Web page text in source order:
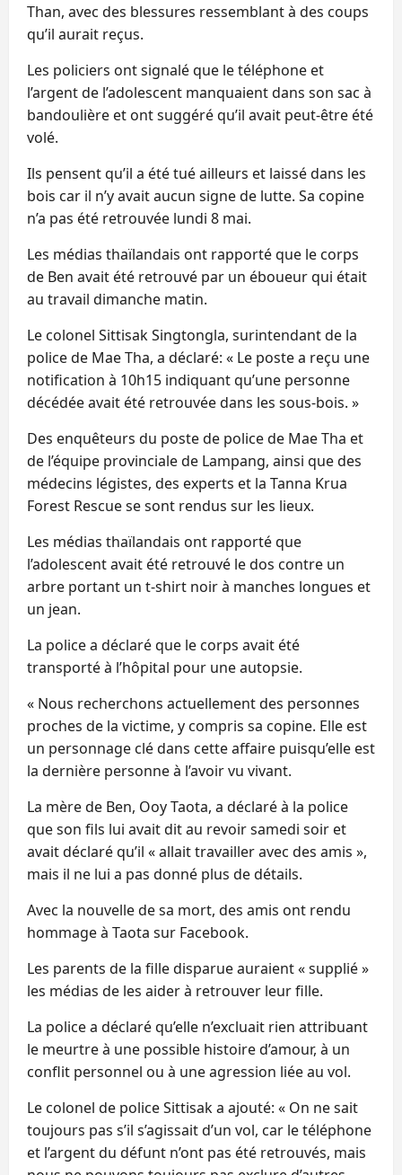
Than, avec des blessures ressemblant à des coups
qu’il aurait reçus.
Les policiers ont signalé que le téléphone et
l’argent de l’adolescent manquaient dans son sac à
bandoulière et ont suggéré qu’il avait peut-être été
volé.
Ils pensent qu’il a été tué ailleurs et laissé dans les
bois car il n’y avait aucun signe de lutte. Sa copine
n’a pas été retrouvée lundi 8 mai.
Les médias thaïlandais ont rapporté que le corps
de Ben avait été retrouvé par un éboueur qui était
au travail dimanche matin.
Le colonel Sittisak Singtongla, surintendant de la
police de Mae Tha, a déclaré: « Le poste a reçu une
notification à 10h15 indiquant qu’une personne
décédée avait été retrouvée dans les sous-bois. »
Des enquêteurs du poste de police de Mae Tha et
de l’équipe provinciale de Lampang, ainsi que des
médecins légistes, des experts et la Tanna Krua
Forest Rescue se sont rendus sur les lieux.
Les médias thaïlandais ont rapporté que
l’adolescent avait été retrouvé le dos contre un
arbre portant un t-shirt noir à manches longues et
un jean.
La police a déclaré que le corps avait été
transporté à l’hôpital pour une autopsie.
« Nous recherchons actuellement des personnes
proches de la victime, y compris sa copine. Elle est
un personnage clé dans cette affaire puisqu’elle est
la dernière personne à l’avoir vu vivant.
La mère de Ben, Ooy Taota, a déclaré à la police
que son fils lui avait dit au revoir samedi soir et
avait déclaré qu’il « allait travailler avec des amis »,
mais il ne lui a pas donné plus de détails.
Avec la nouvelle de sa mort, des amis ont rendu
hommage à Taota sur Facebook.
Les parents de la fille disparue auraient « supplié »
les médias de les aider à retrouver leur fille.
La police a déclaré qu’elle n’excluait rien attribuant
le meurtre à une possible histoire d’amour, à un
conflit personnel ou à une agression liée au vol.
Le colonel de police Sittisak a ajouté: « On ne sait
toujours pas s’il s’agissait d’un vol, car le téléphone
et l’argent du défunt n’ont pas été retrouvés, mais